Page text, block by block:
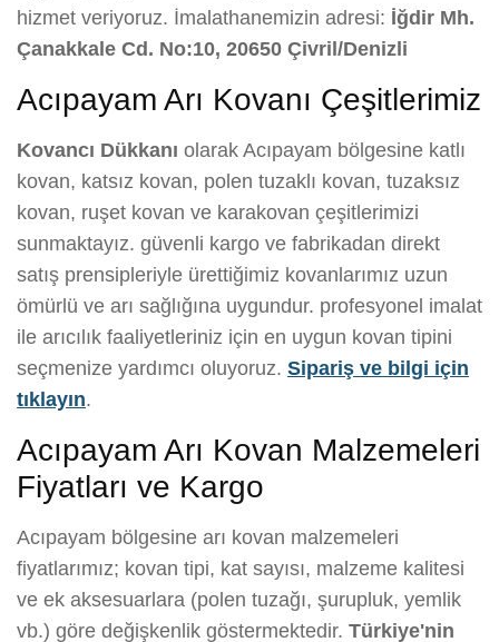
hizmet veriyoruz. İmalathanemizin adresi: İğdir Mh.
Çanakkale Cd. No:10, 20650 Çivril/Denizli
Acıpayam Arı Kovanı Çeşitlerimiz
Kovancı Dükkanı olarak Acıpayam bölgesine katlı
kovan, katsız kovan, polen tuzaklı kovan, tuzaksız
kovan, ruşet kovan ve karakovan çeşitlerimizi
sunmaktayız. güvenli kargo ve fabrikadan direkt
satış prensipleriyle ürettiğimiz kovanlarımız uzun
ömürlü ve arı sağlığına uygundur. profesyonel imalat
ile arıcılık faaliyetleriniz için en uygun kovan tipini
seçmenize yardımcı oluyoruz. Sipariş ve bilgi için
tıklayın.
Acıpayam Arı Kovan Malzemeleri
Fiyatları ve Kargo
Acıpayam bölgesine arı kovan malzemeleri
fiyatlarımız; kovan tipi, kat sayısı, malzeme kalitesi
ve ek aksesuarlara (polen tuzağı, şurupluk, yemlik
vb.) göre değişkenlik göstermektedir. Türkiye'nin